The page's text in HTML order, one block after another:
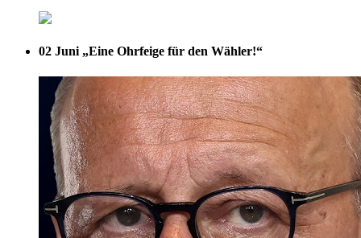
02 Juni„Eine Ohrfeige für den Wähler!“